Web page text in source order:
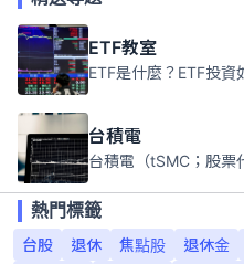
ETF教室
台積電
熱門標籤
台股
退休 焦點股 退休金